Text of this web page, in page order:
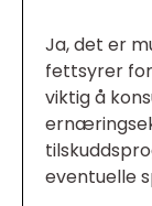
Ja, det er
fettsyrer
viktig å
eventuelle